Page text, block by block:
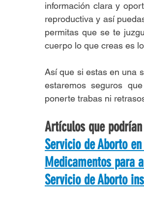
información clara y
reproductiva y así
permitas que se te
cuerpo lo que creas es
Así que si estas en una
estaremos seguros
ponerte trabas ni
Artículos que
Servicio de Aborto
Medicamentos para
Servicio de Aborto